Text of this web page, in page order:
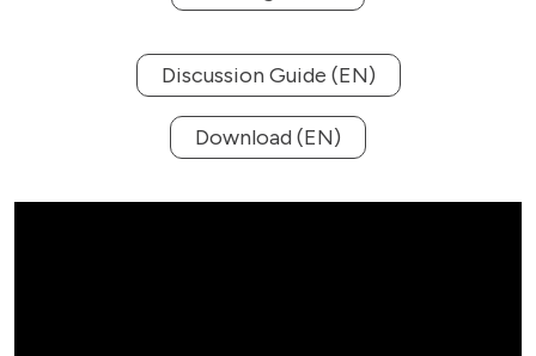
Discussion Guide (EN)
Download (EN)